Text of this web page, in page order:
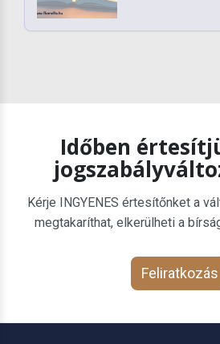
Időben
Kérje INGYENES értesítőnket a
megtakaríthat, elkerülheti a
Feliratkozás